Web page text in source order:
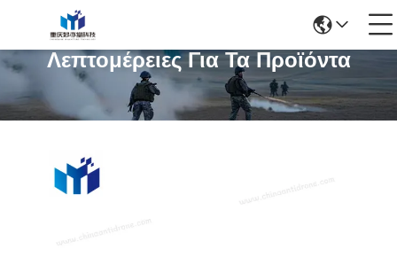
Λεπτομέρειες Για Τα Προϊόντα